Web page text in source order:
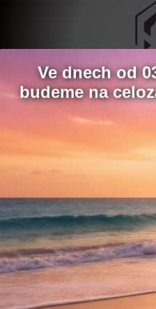
Betonáž - Rybník
Ve dnech od
budeme na
Chcete
využíváním